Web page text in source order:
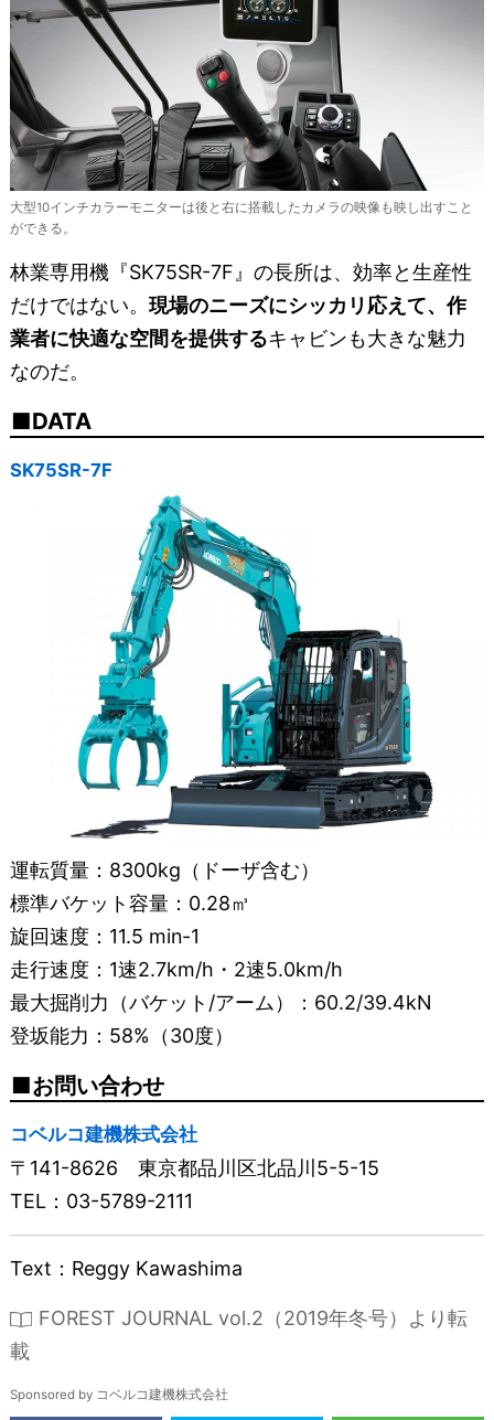
大型10インチカラーモニターは後と右に搭載したカメラの映像も映し出すこと
ができる。
林業専用機『SK75SR-7F』の長所は、効率と生産性
だけではない。 現場のニーズにシッカリ応えて、作
業者に快適な空間を提供するキャビンも大きな魅力
なのだ。
DATA
SK75SR-7F
運転質量：8300kg（ドーザ含む）
標準バケット容量：0.28㎥
旋回速度：11.5 min-1
走行速度：1速2.7km/h・2速5.0km/h
最大掘削力（バケット/アーム）：60.2/39.4kN
登坂能力：58%（30度）
お問い合わせ
コベルコ建機株式会社
〒141-8626 東京都品川区北品川5-5-15
TEL：03-5789-2111
Text：Reggy Kawashima
FOREST JOURNAL vol.2（2019年冬号）より転
載
Sponsored by コベルコ建機株式会社